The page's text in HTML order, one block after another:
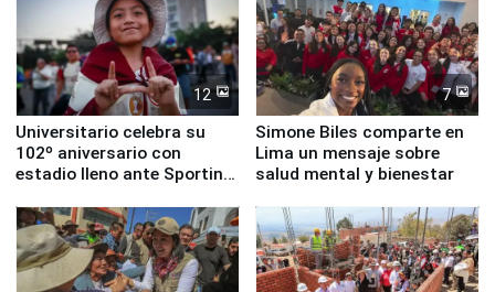
12
Universitario celebra su
102º aniversario con
estadio lleno ante Sporting
7
Simone Biles comparte en
Lima un mensaje sobre
salud mental y bienestar